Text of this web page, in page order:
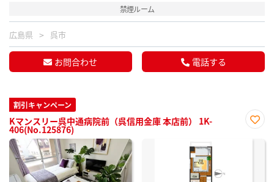
禁煙ルーム
広島県 呉市
お問合わせ 電話する
割引キャンペーン
Kマンスリー呉中通病院前（呉信用金庫 本店前） 1K-
406(No.125876)
に入